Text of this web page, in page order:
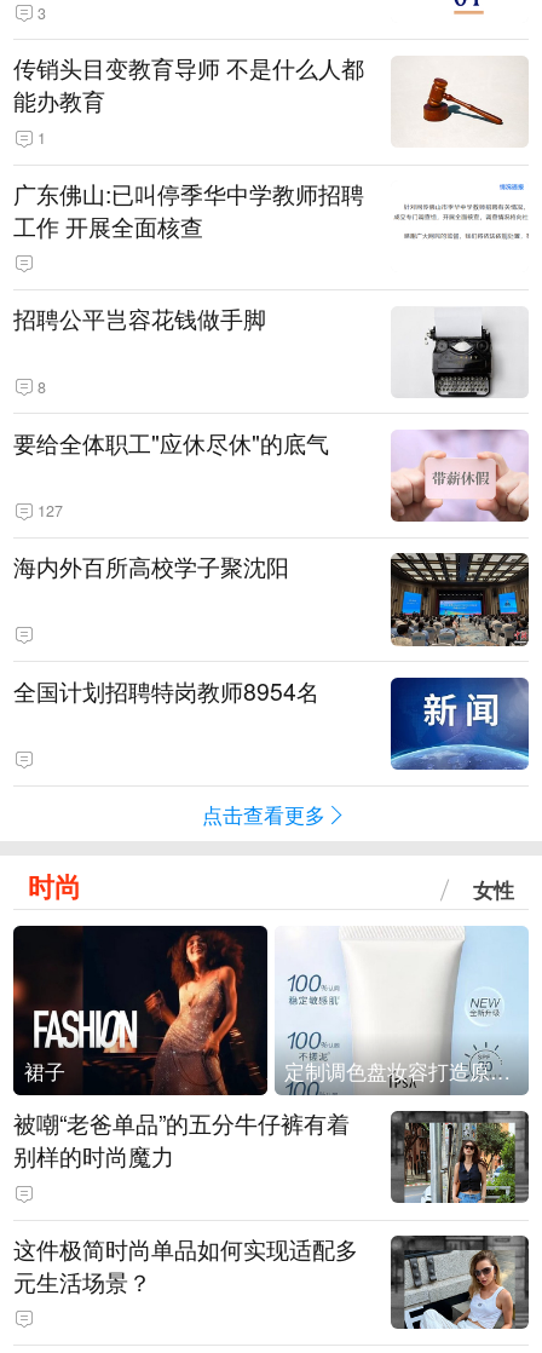
3
传销头目变教育导师 不是什么人都
能办教育
1
广东佛山:已叫停季华中学教师招聘
工作 开展全面核查
招聘公平岂容花钱做手脚
8
要给全体职工"应休尽休"的底气
127
海内外百所高校学子聚沈阳
全国计划招聘特岗教师8954名
点击查看更多
时尚 女性
裙子 定制调色盘妆容打造原生之美
被嘲“老爸单品”的五分牛仔裤有着
别样的时尚魔力
这件极简时尚单品如何实现适配多
元生活场景？